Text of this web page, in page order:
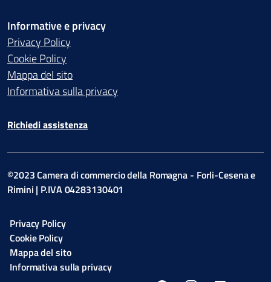
Informative e privacy
Privacy Policy
Cookie Policy
Mappa del sito
Informativa sulla privacy
Richiedi assistenza
©2023 Camera di commercio della Romagna - Forli-Cesena e
Rimini | P.IVA 04283130401
Privacy Policy
Cookie Policy
Mappa del sito
Informativa sulla privacy